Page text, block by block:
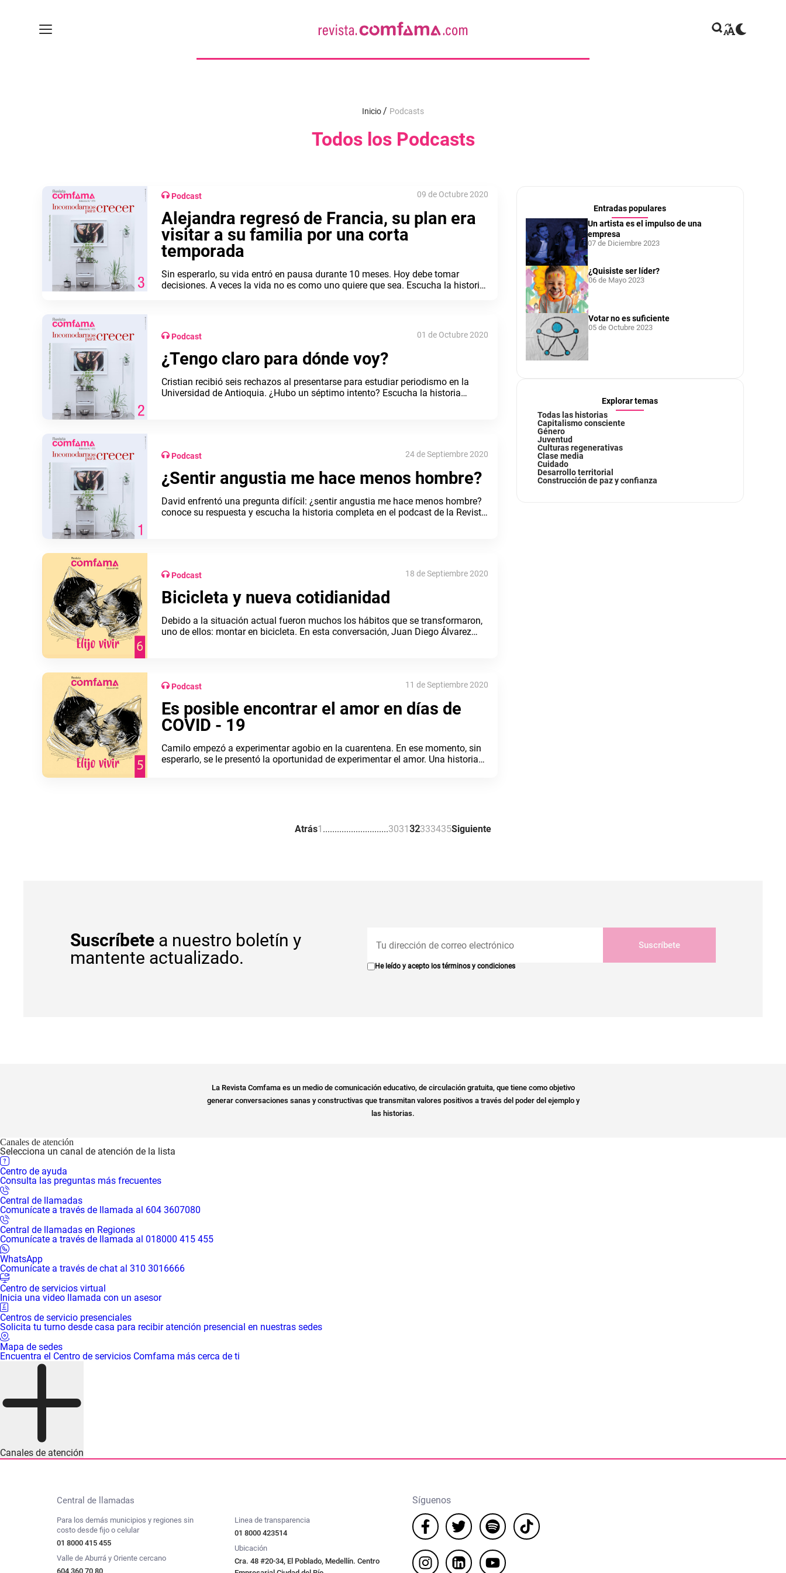
Inicio Podcasts
Todos los Podcasts
Podcast 09 de Octubre 2020
Alejandra regresó de Francia, su plan era
visitar a su familia por una corta
temporada
Sin esperarlo, su vida entró en pausa durante 10 meses. Hoy debe tomar
decisiones. A veces la vida no es como uno quiere que sea. Escucha la historia
Podcast 01 de Octubre 2020
¿Tengo claro para dónde voy?
Cristian recibió seis rechazos al presentarse para estudiar periodismo en la
Universidad de Antioquia. ¿Hubo un séptimo intento? Escucha la historia
Podcast 24 de Septiembre 2020
¿Sentir angustia me hace menos hombre?
David enfrentó una pregunta difícil: ¿sentir angustia me hace menos hombre?
conoce su respuesta y escucha la historia completa en el podcast de la Revista
Podcast 18 de Septiembre 2020
Bicicleta y nueva cotidianidad
Debido a la situación actual fueron muchos los hábitos que se transformaron,
uno de ellos: montar en bicicleta. En esta conversación, Juan Diego Álvarez
Podcast 11 de Septiembre 2020
Es posible encontrar el amor en días de
COVID - 19
Camilo empezó a experimentar agobio en la cuarentena. En ese momento, sin
esperarlo, se le presentó la oportunidad de experimentar el amor. Una historia
Entradas populares
Un artista es el impulso de una
empresa
07 de Diciembre 2023
¿Quisiste ser líder?
06 de Mayo 2023
Votar no es suficiente
05 de Octubre 2023
Explorar temas
Todas las historias
Capitalismo consciente
Género
Juventud
Culturas regenerativas
Clase media
Cuidado
Desarrollo territorial
Construcción de paz y confianza
Atrás1 ............................3031 32333435Siguiente
Suscríbete a nuestro boletín y
mantente actualizado.
Suscríbete
He leído y acepto los términos y condiciones
La Revista Comfama es un medio de comunicación educativo, de circulación gratuita, que tiene como objetivo
generar conversaciones sanas y constructivas que transmitan valores positivos a través del poder del ejemplo y
las historias.
Canales de atención
Selecciona un canal de atención de la lista
Centro de ayuda
Consulta las preguntas más frecuentes
Central de llamadas
Comunícate a través de llamada al 604 3607080
Central de llamadas en Regiones
Comunícate a través de llamada al 018000 415 455
WhatsApp
Comunícate a través de chat al 310 3016666
Centro de servicios virtual
Inicia una video llamada con un asesor
Centros de servicio presenciales
Solicita tu turno desde casa para recibir atención presencial en nuestras sedes
Mapa de sedes
Encuentra el Centro de servicios Comfama más cerca de ti
Canales de atención
Central de llamadas
Para los demás municipios y regiones sin
costo desde fijo o celular
01 8000 415 455
Valle de Aburrá y Oriente cercano
604 360 70 80
Linea de transparencia
01 8000 423514
Ubicación
Cra. 48 #20-34, El Poblado, Medellín. Centro
Síguenos